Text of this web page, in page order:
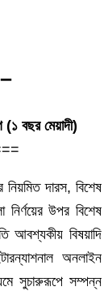
বছর মেয়াদী)
নিয়মিত দারস, বিশেষ
উপর বিশেষ
আবশ্যকীয় বিষয়াদি
অনলাইন
সুচারুরূপে সম্পন্ন